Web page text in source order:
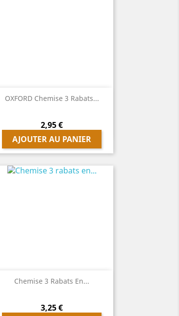
OXFORD Chemise 3 Rabats...
Prix
2,95 €
AJOUTER AU PANIER
 Aperçu rapide
Chemise 3 Rabats En...
Prix
3,25 €
 Aperçu rapide